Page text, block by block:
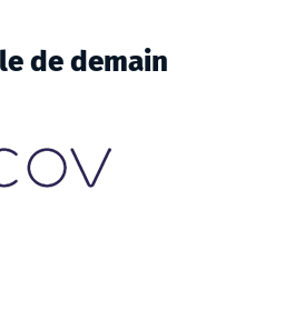
de demain